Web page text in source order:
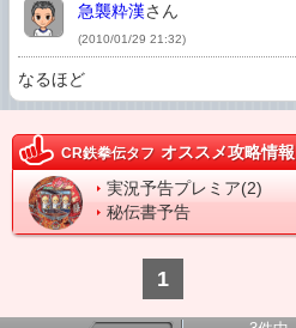
急襲粋漢さん
(2010/01/29 21:32)
なるほど
CR鉄拳伝タフ オススメ攻略情報
実況予告プレミア(2)
秘伝書予告
1